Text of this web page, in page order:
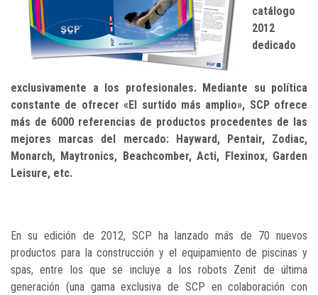
catálogo
2012
dedicado
exclusivamente a los profesionales. Mediante su política
constante de ofrecer «El surtido más amplio», SCP ofrece
más de 6000 referencias de productos procedentes de las
mejores marcas del mercado: Hayward, Pentair, Zodiac,
Monarch, Maytronics, Beachcomber, Acti, Flexinox, Garden
Leisure, etc.
En su edición de 2012, SCP ha lanzado más de 70 nuevos
productos para la construcción y el equipamiento de piscinas y
spas, entre los que se incluye a los robots Zenit de última
generación (una gama exclusiva de SCP en colaboración con